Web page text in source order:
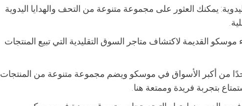
يمكنك العثور على مجموعة متنوعة من التحف والهدايا اليدوية
القديمة لاكتشاف متاجر السوق التقليدية التي تبيع المنتجات
من أكبر الأسواق في موسكو ويضم مجموعة متنوعة من المنتجات
بتجربة فريدة وممتعة هنا.